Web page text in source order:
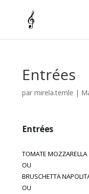
Entrées
par mirela.temle |
Entrées
TOMATE MOZZARELLA
OU
BRUSCHETTA
OU